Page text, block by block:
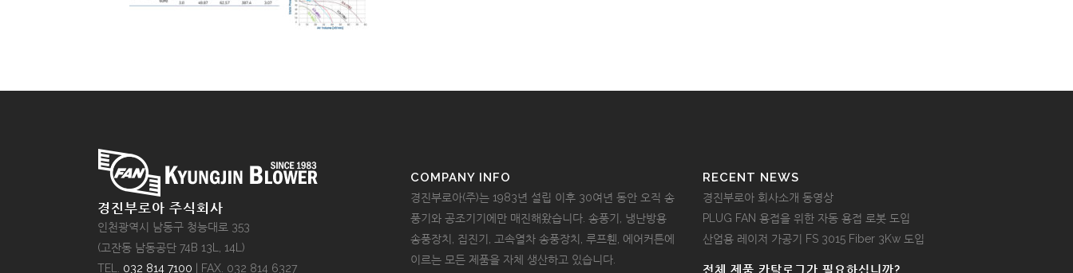
경진부로아 주식회사
인천광역시 남동구 청능대로 353
(고잔동 남동공단 74B 13L, 14L)
TEL. 032 814 7100 | FAX. 032 814 6327
COMPANY INFO
경진부로아(주)는 1983년 설립 이후 30여년 동안 오직 송
풍기와 공조기기에만 매진해왔습니다. 송풍기, 냉난방용
송풍장치, 집진기, 고속열차 송풍장치, 루프휀, 에어커튼에
이르는 모든 제품을 자체 생산하고 있습니다.
RECENT NEWS
경진부로아 회사소개 동영상
PLUG FAN 용접을 위한 자동 용접 로봇 도입
산업용 레이저 가공기 FS 3015 Fiber 3Kw 도입
전체 제품 카탈로그가 필요하십니까?